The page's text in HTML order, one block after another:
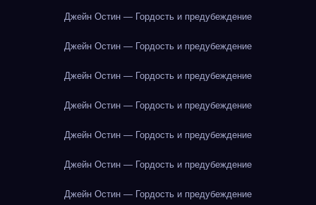
Джейн Остин — Гордость и предубеждение
Джейн Остин — Гордость и предубеждение
Джейн Остин — Гордость и предубеждение
Джейн Остин — Гордость и предубеждение
Джейн Остин — Гордость и предубеждение
Джейн Остин — Гордость и предубеждение
Джейн Остин — Гордость и предубеждение